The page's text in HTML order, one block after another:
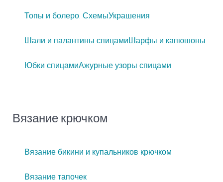
Топы и болеро. СхемыУкрашения
Шали и палантины спицамиШарфы и капюшоны
Юбки спицамиАжурные узоры спицами
Вязание крючком
Вязание бикини и купальников крючком
Вязание тапочек